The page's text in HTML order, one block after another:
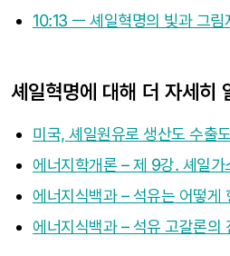
10:13 ㅡ 셰일혁명의 빛과 그림
셰일혁명에 대해 더 자세히
미국, 셰일원유로 생산도 수출
에너지학개론 – 제 9강. 셰일
에너지식백과 – 석유는 어떻게
에너지식백과 – 석유 고갈론의